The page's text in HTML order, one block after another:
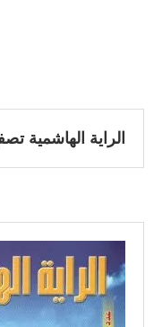
الراية الهاشمية